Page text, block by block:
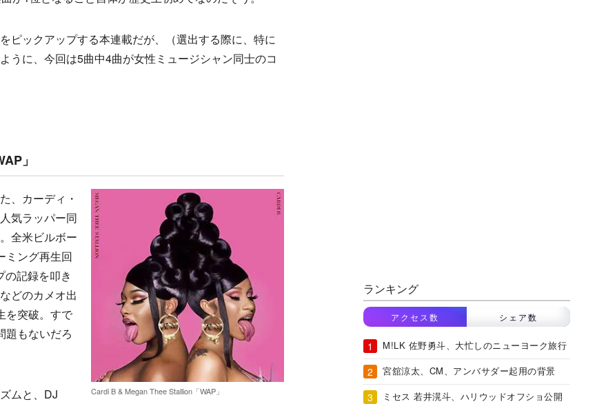
ピックアップする本連載だが、（選出する際に、特に
うに、今回は5曲中4曲が女性ミュージシャン同士のコ
」
Cardi B & Megan Thee Stallion「WAP」
、カーディ・
気ラッパー同
全米ビルボー
ミング再生回
記録を叩き
どのカメオ出
を突破。すで
題もないだろ
ムと、DJ
ランキング
アクセス数 シェア数
M!LK 佐野勇斗、大忙しのニューヨーク旅行
宮舘涼太、CM、アンバサダー起用の背景
ミセス 若井滉斗、ハリウッドオフショ公開